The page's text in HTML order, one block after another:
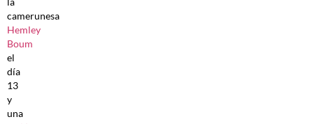
camerunesa
Hemley
Boum
el
día
13
y
una